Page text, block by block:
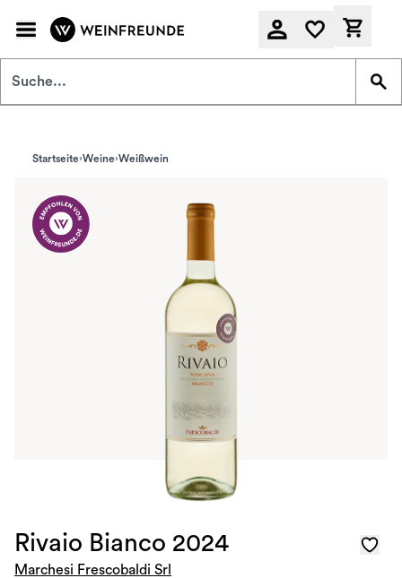
Startseite Weine Weißwein
Rivaio Bianco 2024
Marchesi Frescobaldi Srl